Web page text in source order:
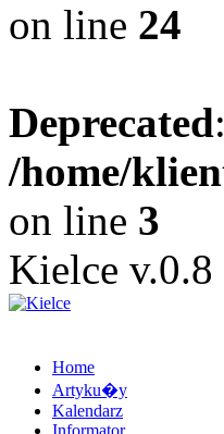
on line 24
Deprecated
/home/
on line 3
Kielce v.0.8
Home
Artyku�y
Kalendarz
Informator